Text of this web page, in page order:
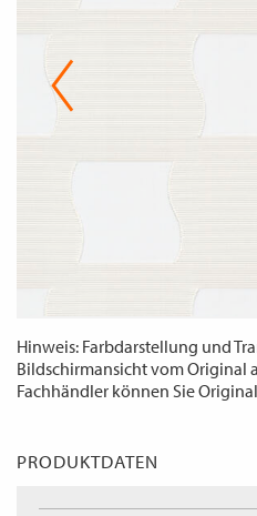
Hinweis: Farbdarstellung und
Bildschirmansicht vom Original
Fachhändler können Sie
PRODUKTDATEN